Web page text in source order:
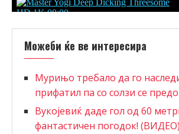
Можеби ќе ве интересира
Мурињо требало да го
прифатил па со солзи се
Вукојевиќ даде гол од 60
фантастичен погодок! (ВИДЕО)